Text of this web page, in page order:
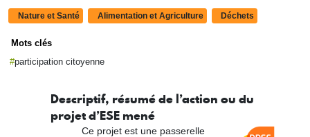
Nature et Santé Alimentation et Agriculture Déchets
Mots clés
participation citoyenne
Descriptif, résumé de l’action ou du
projet d’ESE mené
Ce projet est une passerelle